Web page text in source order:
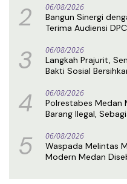
2 06/08/2026
Bangun Sinergi
Terima Audiensi DPC
3 06/08/2026
Langkah Prajurit,
Bakti Sosial
4 06/08/2026
Polrestabes Medan
Barang Ilegal,
5 06/08/2026
Waspada Melintas
Modern Medan